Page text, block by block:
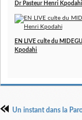
Dr Pasteur Henri Kpodahi
EN LIVE culte du
Kpodahi